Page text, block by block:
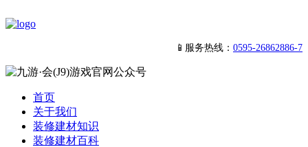
📱服务热线： 0595-26862886-7
首页
关于我们
装修建材知识
装修建材百科